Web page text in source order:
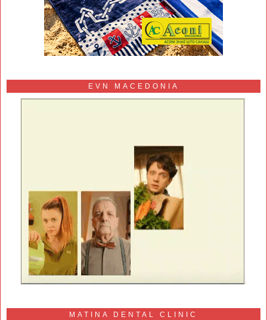
EVN MACEDONIA
MATINA DENTAL CLINIC